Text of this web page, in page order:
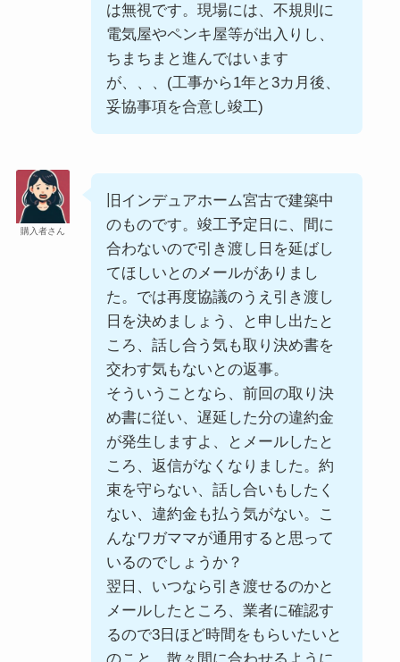
は無視です。現場には、不規則に
電気屋やペンキ屋等が出入りし、
ちまちまと進んではいます
が、、、(工事から1年と3カ月後、
妥協事項を合意し竣工)
購入者さん
旧インデュアホーム宮古で建築中
のものです。竣工予定日に、間に
合わないので引き渡し日を延ばし
てほしいとのメールがありまし
た。では再度協議のうえ引き渡し
日を決めましょう、と申し出たと
ころ、話し合う気も取り決め書を
交わす気もないとの返事。
そういうことなら、前回の取り決
め書に従い、遅延した分の違約金
が発生しますよ、とメールしたと
ころ、返信がなくなりました。約
束を守らない、話し合いもしたく
ない、違約金も払う気がない。こ
んなワガママが通用すると思って
いるのでしょうか？
翌日、いつなら引き渡せるのかと
メールしたところ、業者に確認す
るので3日ほど時間をもらいたいと
のこと。散々間に合わせるように